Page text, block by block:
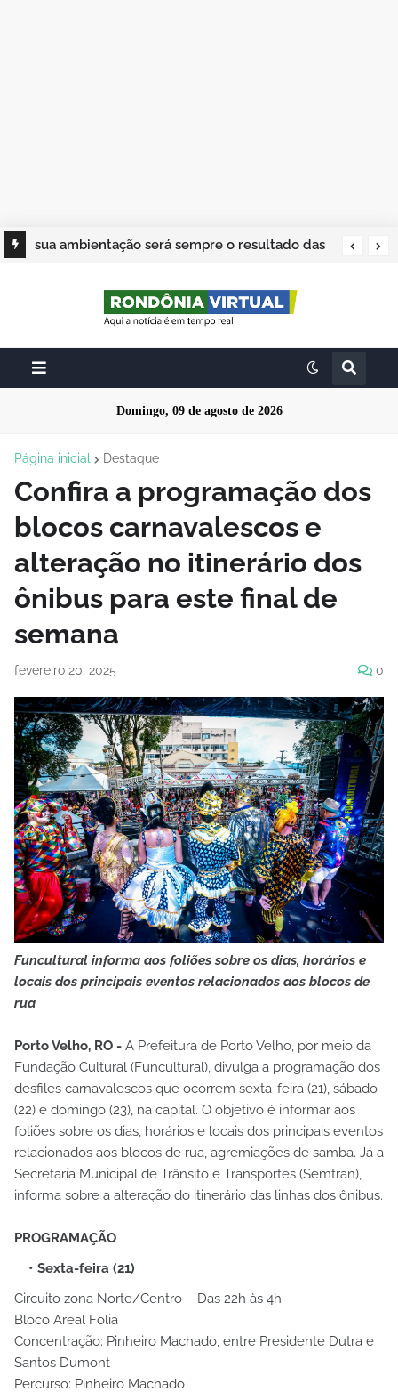
sua ambientação será sempre o resultado das
Domingo, 09 de agosto de 2026
Página inicial Destaque
Confira a programação dos
blocos carnavalescos e
alteração no itinerário dos
ônibus para este final de
semana
fevereiro 20, 2025 0
Funcultural informa aos foliões sobre os dias, horários e
locais dos principais eventos relacionados aos blocos de
rua
Porto Velho, RO - A Prefeitura de Porto Velho, por meio da
Fundação Cultural (Funcultural), divulga a programação dos
desfiles carnavalescos que ocorrem sexta-feira (21), sábado
(22) e domingo (23), na capital. O objetivo é informar aos
foliões sobre os dias, horários e locais dos principais eventos
relacionados aos blocos de rua, agremiações de samba. Já a
Secretaria Municipal de Trânsito e Transportes (Semtran),
informa sobre a alteração do itinerário das linhas dos ônibus.
PROGRAMAÇÃO
Sexta-feira (21)
Circuito zona Norte/Centro – Das 22h às 4h
Bloco Areal Folia
Concentração: Pinheiro Machado, entre Presidente Dutra e
Santos Dumont
Percurso: Pinheiro Machado